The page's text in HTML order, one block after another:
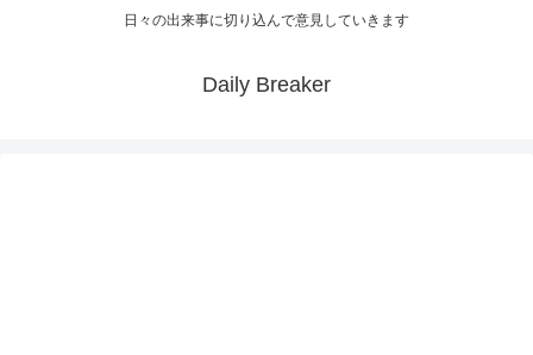
日々の出来事に切り込んで意見していきます
Daily Breaker